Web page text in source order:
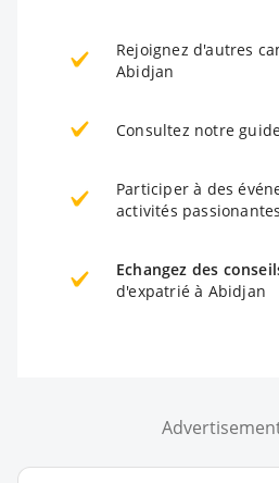
Rejoignez d'autres
Abidjan
Consultez notre
Participer à des
activités passionantes
Echangez des
d'expatrié à Abidjan